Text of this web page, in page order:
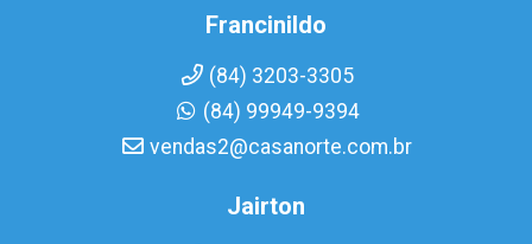
Francinildo
(84) 3203-3305
(84) 99949-9394
vendas2@casanorte.com.br
Jairton